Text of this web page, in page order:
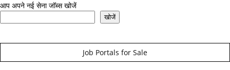
आप अपने नई सेना जॉब्स खोजें
खोजें
Job Portals for Sale